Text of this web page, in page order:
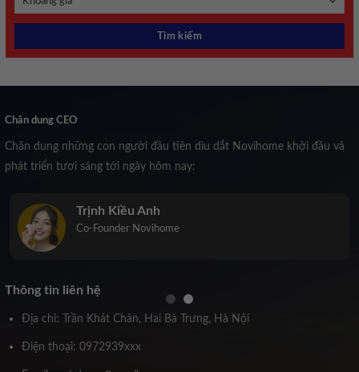
Chân dung CEO
Chân dung những con người đầu tiên dìu dắt Novihome khởi đầu và
phát triển tươi sáng tới ngày hôm nay:
Trịnh Kiều Anh
Co-Founder Novihome
Thông tin liên hệ
Địa chỉ: Trần Khát Chân, Hai Bà Trưng, Hà Nội
Điện thoại: 0972939xxx